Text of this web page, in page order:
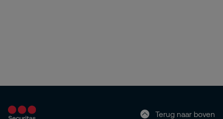
Terug naar boven